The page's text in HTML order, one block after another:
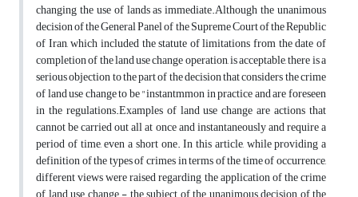
changing the use of lands as immediate.Although the unanimous
decision of the General Panel of the Supreme Court of the Republic
of Iran, which included the statute of limitations from the date of
completion of the land use change operation, is acceptable, there is a
serious objection to the part of the decision that considers the crime
of land use change to be "instantmmon in practice and are foreseen
in the regulations.Examples of land use change are actions that
cannot be carried out all at once and instantaneously and require a
period of time, even a short one. In this article, while providing a
definition of the types of crimes in terms of the time of occurrence,
different views were raised regarding the application of the crime